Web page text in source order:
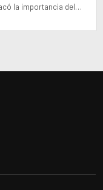
la importancia del…